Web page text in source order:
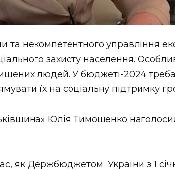
та некомпетентного управління
захисту населення.
людей. У бюджеті-2024
їх на соціальну підтримку
Юлія Тимошенко
як Держбюджетом України з 1